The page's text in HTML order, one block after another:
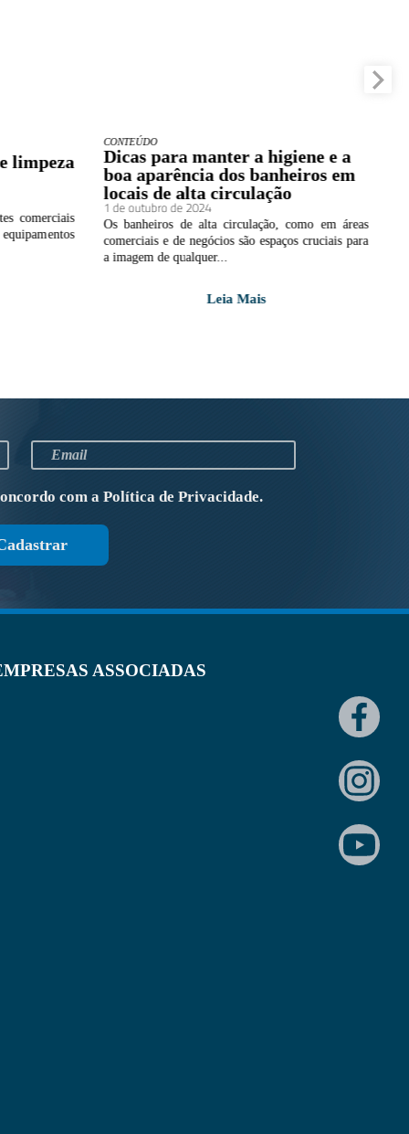
limpeza
comerciais
CONTEÚDO
Dicas para manter a higiene e a
boa aparência dos banheiros em
locais de alta circulação
1 de outubro de 2024
Os banheiros de alta circulação, como em áreas
comerciais e de negócios são espaços cruciais para
a imagem de qualquer...
Leia Mais
com a Política de Privacidade.
ASSOCIADAS